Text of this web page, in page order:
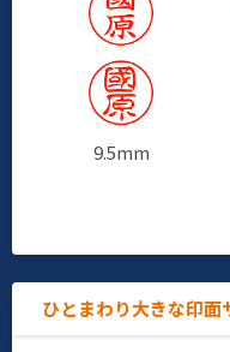
9.5mm
ひとまわり大きな印面